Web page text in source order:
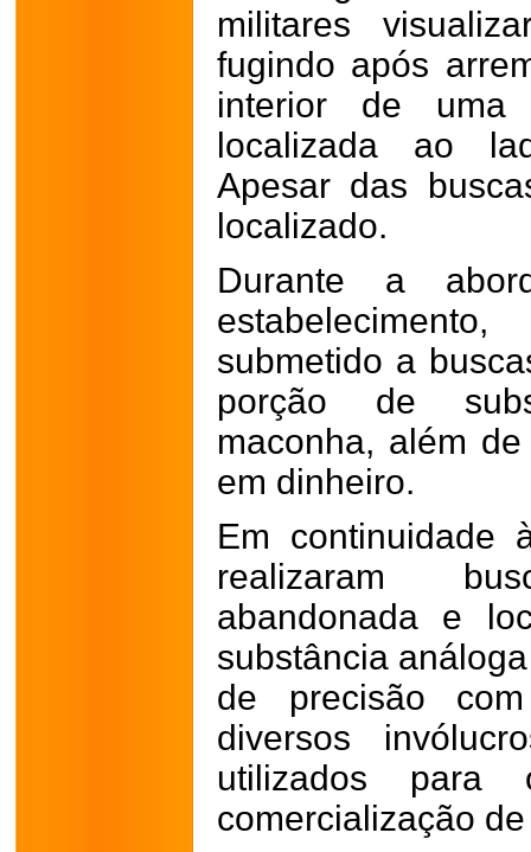
militares
fugindo após
interior de uma
localizada ao
Apesar das
localizado.
Durante a
submetido a
porção de
maconha, além
em dinheiro.
Em continuidade
realizaram
abandonada e
substância
de precisão
diversos
utilizados
comercialização